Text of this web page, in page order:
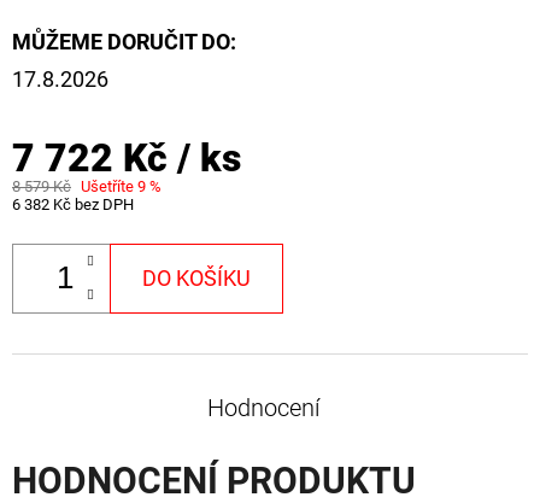
MŮŽEME DORUČIT DO:
17.8.2026
7 722 Kč / ks
8 579 Kč Ušetříte 9 %
6 382 Kč bez DPH
DO KOŠÍKU
Hodnocení
HODNOCENÍ PRODUKTU